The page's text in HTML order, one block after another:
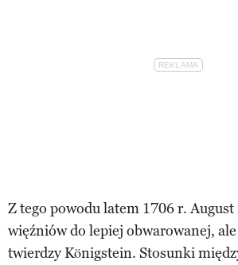
Z tego powodu latem 1706 r. August
więźniów do lepiej obwarowanej,
twierdzy Königstein. Stosunki